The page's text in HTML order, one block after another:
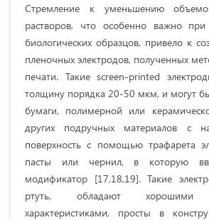
Стремление к уменьшению
растворов, что особенно важно
биологических образцов, привело к
пленочных электродов, полученных
печа­ти. Такие screen-printed
толщину порядка 20-50 мкм, и могут
бумаги, полимерной или
других подручных материалов с
поверхность с помощью трафарета
пасты или чернил, в которую
модификатор [17,18,19]. Такие
ртуть, обладают хорошими
характеристиками, просты в